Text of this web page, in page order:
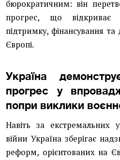
бюрократичним: він
прогрес, що відкриває
підтримку, фінансування та
Європі.
Україна
прогрес у
попри виклики
Навіть за екстремальних
війни Україна зберігає
реформ, орієнтованих на